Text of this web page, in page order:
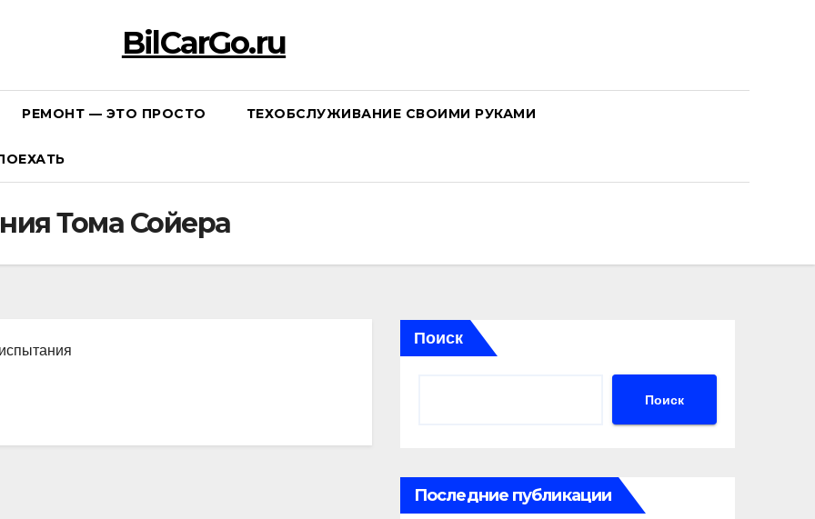
BilCarGo.ru
РЕМОНТ — ЭТО ПРОСТО ТЕХОБСЛУЖИВАНИЕ СВОИМИ РУКАМИ
Тома Сойера
Поиск
Поиск
Последние публикации